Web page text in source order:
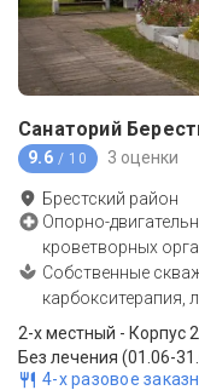
Санаторий
9.6 / 10 3 оценки
Брестский район
Опорно-
кроветворных
Собственные
карбокситерапия,
2-x местный - Корпус
Без лечения (01.06-
4-х разовое